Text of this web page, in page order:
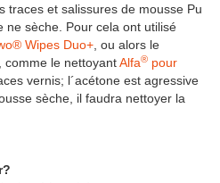
traces et salissures de mousse Pu
ne sèche. Pour cela ont utilisé
Wipes Duo+ , ou alors le
comme le nettoyantAlfa® pour
vernis; l´acétone est agressive
sèche, il faudra nettoyer la